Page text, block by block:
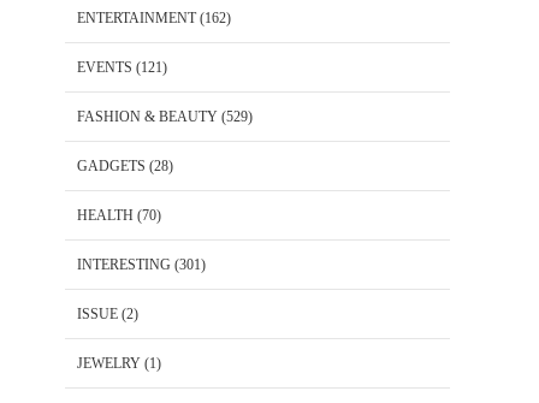
ENTERTAINMENT(162)
EVENTS (121)
FASHION & BEAUTY (529)
GADGETS (28)
HEALTH (70)
INTERESTING (301)
ISSUE (2)
JEWELRY (1)